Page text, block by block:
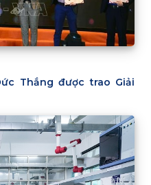
Thắng được trao Giải